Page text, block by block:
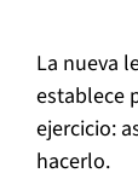
La nueva
establece
ejercicio:
hacerlo.